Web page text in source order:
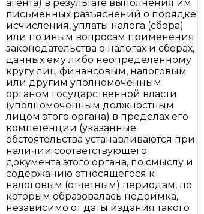
агента) в результате выполнения им
письменных разъяснений о порядке
исчисления, уплаты налога (сбора)
или по иным вопросам применения
законодательства о налогах и сборах,
данных ему либо неопределенному
кругу лиц финансовым, налоговым
или другим уполномоченным
органом государственной власти
(уполномоченным должностным
лицом этого органа) в пределах его
компетенции (указанные
обстоятельства устанавливаются при
наличии соответствующего
документа этого органа, по смыслу и
содержанию относящегося к
налоговым (отчетным) периодам, по
которым образовалась недоимка,
независимо от даты издания такого